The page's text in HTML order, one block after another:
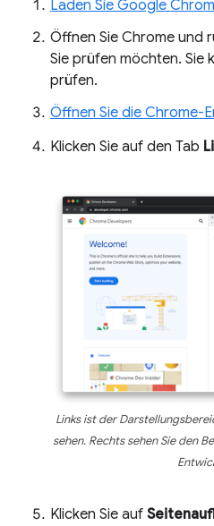
Laden Sie Google
Öffnen Sie Chrome und
Sie prüfen möchten. Sie
prüfen.
Öffnen Sie die Chrome-
Klicken Sie auf den Tab
Links ist der
sehen. Rechts sehen Sie den
Klicken Sie auf